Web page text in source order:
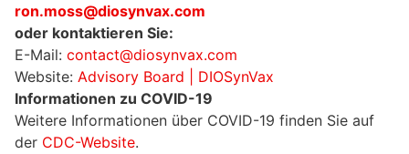
ron.moss@diosynvax.com
oder kontaktieren Sie:
E-Mail: contact@diosynvax.com
Website: Advisory Board | DIOSynVax
Informationen zu COVID-19
Weitere Informationen über COVID-19 finden Sie auf
der CDC-Website.